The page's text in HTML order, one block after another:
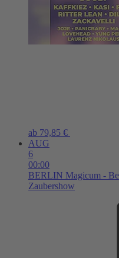
ab 79,85 €
AUG
6
00:00
BERLIN Magicum -
Zaubershow